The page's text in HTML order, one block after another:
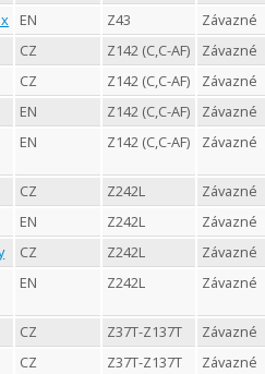
EN Z43
Závazné
CZ Z142 (C,C-AF)
Závazné
CZ Z142 (C,C-AF)
Závazné
EN Z142 (C,C-AF)
Závazné
EN Z142 (C,C-AF) Závazné
CZ Z242L
Závazné
EN Z242L
Závazné
CZ Z242L
Závazné
EN Z242L Závazné
CZ Z37T-Z137T
Závazné
CZ Z37T-Z137T
Závazné